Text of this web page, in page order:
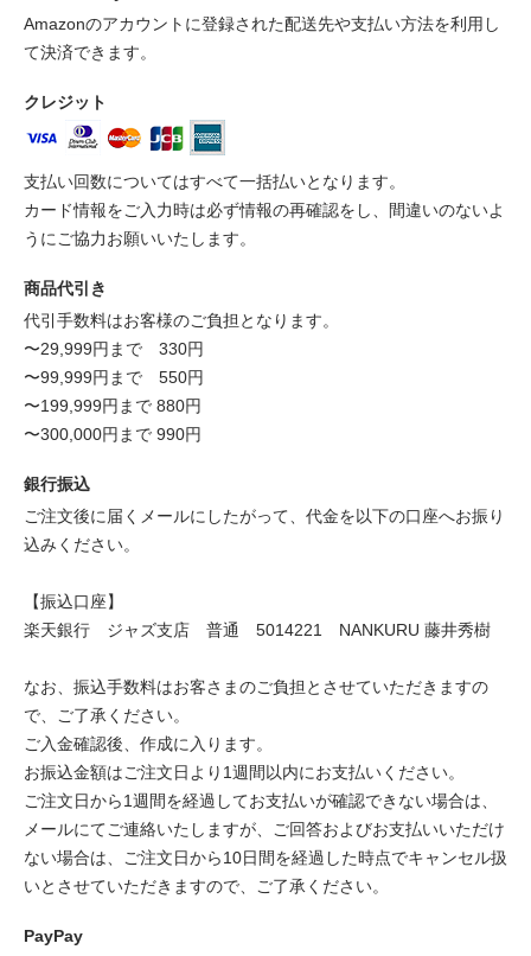
Amazonのアカウントに登録された配送先や支払い方法を利用し
て決済できます。
クレジット
支払い回数についてはすべて一括払いとなります。
カード情報をご入力時は必ず情報の再確認をし、間違いのないよ
うにご協力お願いいたします。
商品代引き
代引手数料はお客様のご負担となります。
〜29,999円まで 330円
〜99,999円まで 550円
〜199,999円まで 880円
〜300,000円まで 990円
銀行振込
ご注文後に届くメールにしたがって、代金を以下の口座へお振り
込みください。
【振込口座】
楽天銀行 ジャズ支店 普通 5014221 NANKURU 藤井秀樹
なお、振込手数料はお客さまのご負担とさせていただきますの
で、ご了承ください。
ご入金確認後、作成に入ります。
お振込金額はご注文日より1週間以内にお支払いください。
ご注文日から1週間を経過してお支払いが確認できない場合は、
メールにてご連絡いたしますが、ご回答およびお支払いいただけ
ない場合は、ご注文日から10日間を経過した時点でキャンセル扱
いとさせていただきますので、ご了承ください。
PayPay